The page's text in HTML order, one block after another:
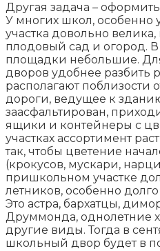
Другая задача –
У многих школ, особенно
участка довольно
плодовый сад и огород.
площадки небольшие.
дворов удобнее разбить
располагают поблизости
дороги, ведущее к
заасфальтирован,
ящики и контейнеры с
участках ассортимент
так, чтобы цветение
(крокусов, мускари,
пришкольном участке
летников, особенно
Это астра, бархатцы,
Друммонда, однолетние
другие виды. Тогда в
школьный двор будет в